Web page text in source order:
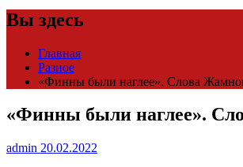
Вы здесь
Главная
Разное
«Финны были наглее». Слова
«Финны были наглее».
admin 20.02.2022